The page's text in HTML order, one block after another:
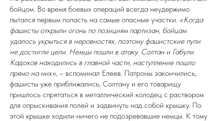
бойцом. Во время боевых операций всегда неудержимо
пытался первым попасть на самые опасные участки. «Когда
фашисты открыли огонь по позициям партизан, бойцам
удалось укрыться в неровностях, поэтому фашистские пули
не достигли цели. Немцы пошли в атаку. Солтан и Габули
Кадохов находились в главной части, наступление пошло
прямо на них», – вспоминал Елеев. Патроны закончились,
фашисты уже приближались, Солтану и его товарищу
пришлось спрятаться в металлический колодец с раствором
для опрыскивания полей и задвинуть над собой крышку. По
этой крышке ходили ничего не подозревавшие немцы. К тому